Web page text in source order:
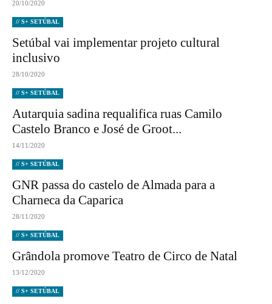
20/10/2020
// S+ SETÚBAL
Setúbal vai implementar projeto cultural
inclusivo
28/10/2020
// S+ SETÚBAL
Autarquia sadina requalifica ruas Camilo
Castelo Branco e José de Groot...
14/11/2020
// S+ SETÚBAL
GNR passa do castelo de Almada para a
Charneca da Caparica
28/11/2020
// S+ SETÚBAL
Grândola promove Teatro de Circo de Natal
13/12/2020
// S+ SETÚBAL